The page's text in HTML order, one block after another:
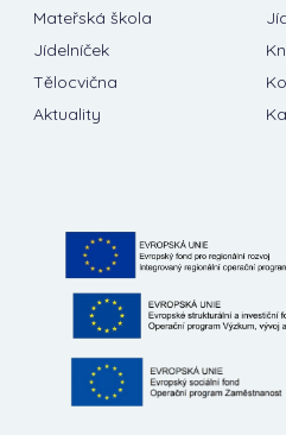
Mateřská škola
Jídelníček
Tělocvična
Aktuality